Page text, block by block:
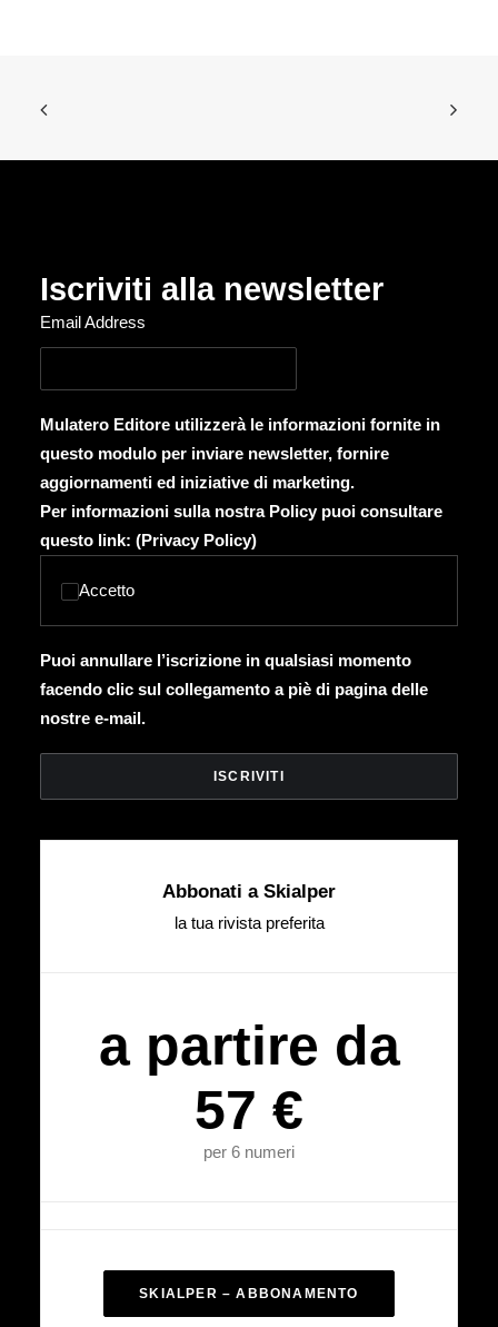
Iscriviti alla newsletter
Email Address
Mulatero Editore utilizzerà le informazioni fornite in
questo modulo per inviare newsletter, fornire
aggiornamenti ed iniziative di marketing.
Per informazioni sulla nostra Policy puoi consultare
questo link: (Privacy Policy)
Accetto
Puoi annullare l’iscrizione in qualsiasi momento
facendo clic sul collegamento a piè di pagina delle
nostre e-mail.
Abbonati a Skialper
la tua rivista preferita
a partire da
57 €
per 6 numeri
SKIALPER – ABBONAMENTO